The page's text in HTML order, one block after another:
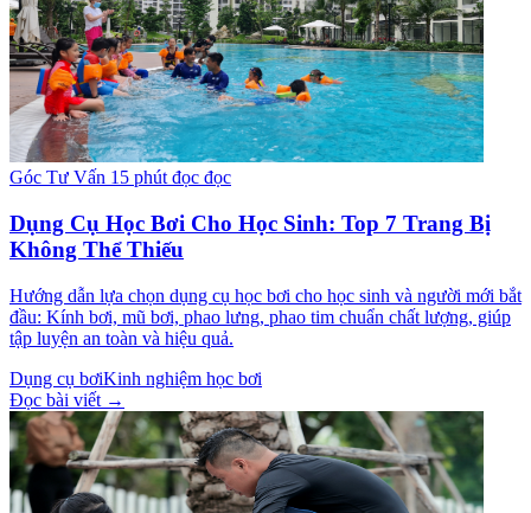
Góc Tư Vấn 15 phút đọc đọc
Dụng Cụ Học Bơi Cho Học Sinh: Top 7 Trang Bị
Không Thể Thiếu
Hướng dẫn lựa chọn dụng cụ học bơi cho học sinh và người mới bắt
đầu: Kính bơi, mũ bơi, phao lưng, phao tim chuẩn chất lượng, giúp
tập luyện an toàn và hiệu quả.
Dụng cụ bơiKinh nghiệm học bơi
Đọc bài viết →